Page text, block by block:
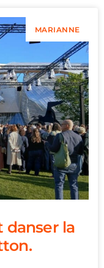
MARIANNE
danser la